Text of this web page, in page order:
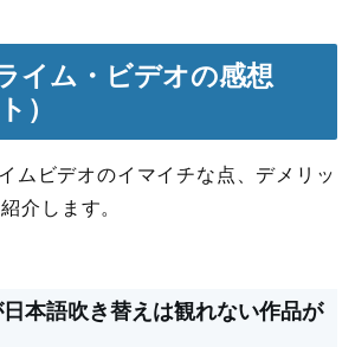
イム・ビデオの感想
）
ムビデオのイマイチな点、デメリッ
介します。
本語吹き替えは観れない作品が